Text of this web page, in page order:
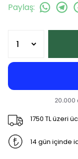
Paylaş:
1750 TL üzeri
14 gün içinde